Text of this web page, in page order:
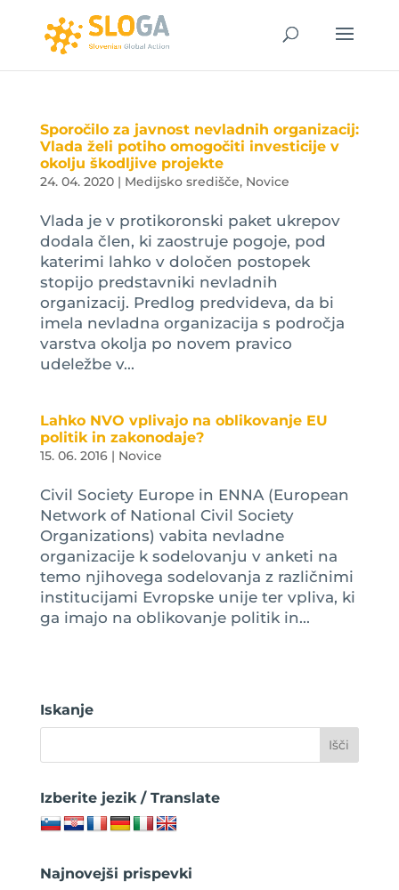
Sporočilo za javnost nevladnih organizacij:
Vlada želi potiho omogočiti investicije v
okolju škodljive projekte
24. 04. 2020| Medijsko središče, Novice
Vlada je v protikoronski paket ukrepov
dodala člen, ki zaostruje pogoje, pod
katerimi lahko v določen postopek
stopijo predstavniki nevladnih
organizacij. Predlog predvideva, da bi
imela nevladna organizacija s področja
varstva okolja po novem pravico
udeležbe v...
Lahko NVO vplivajo na oblikovanje EU
politik in zakonodaje?
15. 06. 2016| Novice
Civil Society Europe in ENNA (European
Network of National Civil Society
Organizations) vabita nevladne
organizacije k sodelovanju v anketi na
temo njihovega sodelovanja z različnimi
institucijami Evropske unije ter vpliva, ki
ga imajo na oblikovanje politik in...
Iskanje
Izberite jezik / Translate
Najnovejši prispevki